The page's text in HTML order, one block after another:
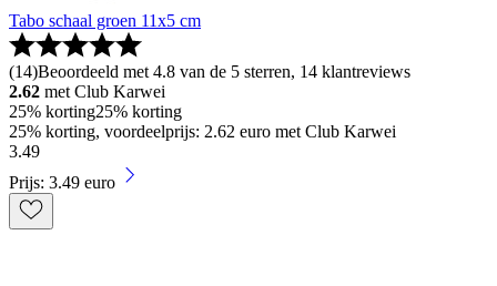
Tabo schaal groen 11x5 cm
(14)Beoordeeld met 4.8 van de 5 sterren, 14 klantreviews
2.62 met Club Karwei
25% korting25% korting
25% korting, voordeelprijs: 2.62 euro met Club Karwei
3.49
Prijs: 3.49 euro